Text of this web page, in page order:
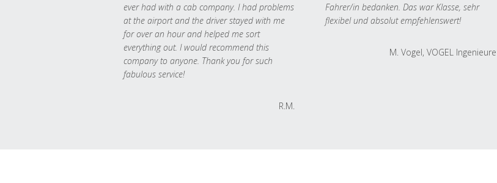
ever had with a cab company. I had problems
at the airport and the driver stayed with me
for over an hour and helped me sort
everything out. I would recommend this
company to anyone. Thank you for such
fabulous service!
R.M.
Fahrer/in bedanken. Das war Klasse, sehr
flexibel und absolut empfehlenswert!
M. Vogel, VOGEL Ingenieure